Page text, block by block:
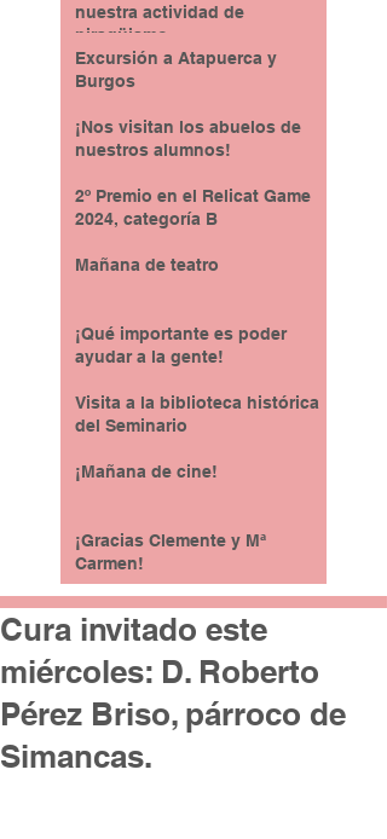
nuestra actividad de
piragüismo
Excursión a Atapuerca y
Burgos
¡Nos visitan los abuelos de
nuestros alumnos!
2º Premio en el Relicat Game
2024, categoría B
Mañana de teatro
¡Qué importante es poder
ayudar a la gente!
Visita a la biblioteca histórica
del Seminario
¡Mañana de cine!
¡Gracias Clemente y Mª
Carmen!
Cura invitado este
miércoles: D. Roberto
Pérez Briso, párroco de
Simancas.